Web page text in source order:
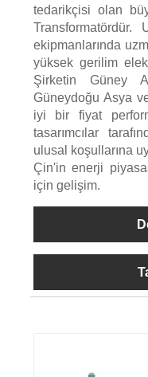
tedarikçisi olan
Transformatördür.
ekipmanlarında
yüksek gerilim
Şirketin Güney
Güneydoğu Asya
iyi bir fiyat
tasarımcılar
ulusal koşullarına
Çin'in enerji
için gelişim.